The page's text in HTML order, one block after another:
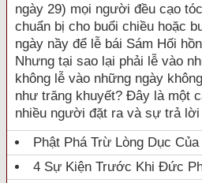
ngày 29) mọi người đều cạo
chuẩn bị cho buổi chiều hoặc
ngày nầy để lễ bái Sám Hối
Nhưng tại sao lại phải lễ vào
không lễ vào những ngày
như trăng khuyết? Đây là một
nhiều người đặt ra và sự trả
Phật Phá Trừ Lòng Dục
4 Sự Kiện Trước Khi Đức